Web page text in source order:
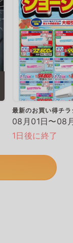
最新のお買い得チラ
08月01日〜08
1日後に終了